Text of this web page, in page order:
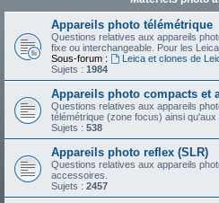
Appareils photo télémétrique
Questions relatives aux appareils
fixe ou interchangeable. Pour les
Sous-forum :
Leica et clones de
Sujets : 1984
Appareils photo compacts et
Questions relatives aux appareils
télémétrique (zone focus) ainsi qu'aux
Sujets : 538
Appareils photo reflex (SLR)
Questions relatives aux appareils
accessoires.
Sujets : 2457